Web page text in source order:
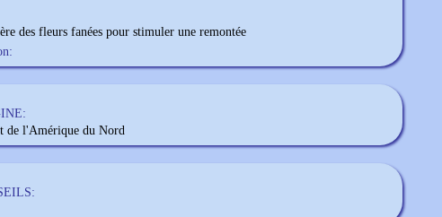
des fleurs fanées pour stimuler une remontée
de l'Amérique du Nord